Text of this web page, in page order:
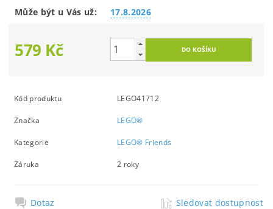
Může být u Vás už: 17.8.2026
579 Kč
Kód produktu LEGO41712
Značka LEGO®
Kategorie LEGO® Friends
Záruka 2 roky
Dotaz Sledovat dostupnost